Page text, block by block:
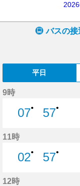
バスの接
平日
9時
07●
57●
11時
02●
57●
12時